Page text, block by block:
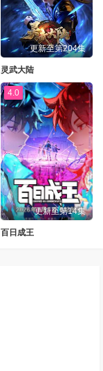
更新至第204集
灵武大陆
4.0
更新至第14集
百日成王